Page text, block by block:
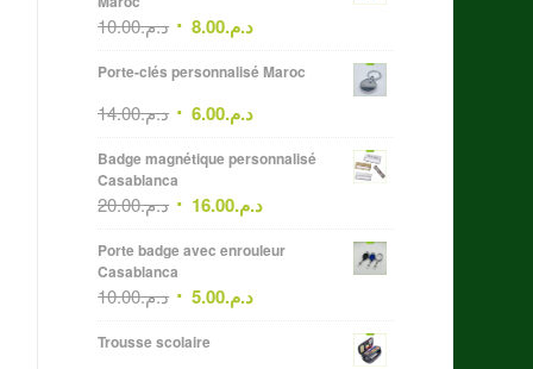
د.م.10.00 د.م.8.00
Porte-clés personnalisé Maroc
د.م.14.00 د.م.6.00
Badge magnétique personnalisé
Casablanca
د.م.20.00 د.م.16.00
Porte badge avec enrouleur
Casablanca
د.م.10.00 د.م.5.00
Trousse scolaire